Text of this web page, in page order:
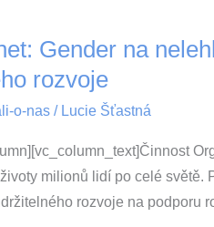
Gender na
rozvoje
o-nas/ Lucie Šťastná
milionů lidí po celé světě.
rozvoje na podporu